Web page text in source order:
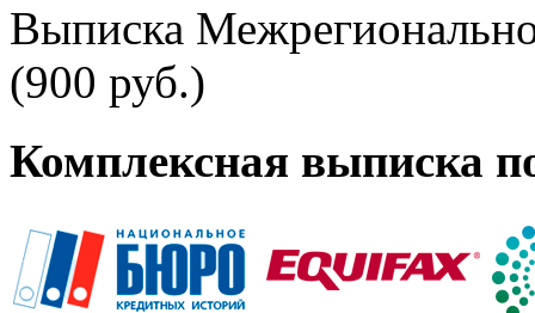
Выписка
(900 руб.)
Комплексная выписка